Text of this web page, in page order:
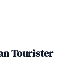
Tourister